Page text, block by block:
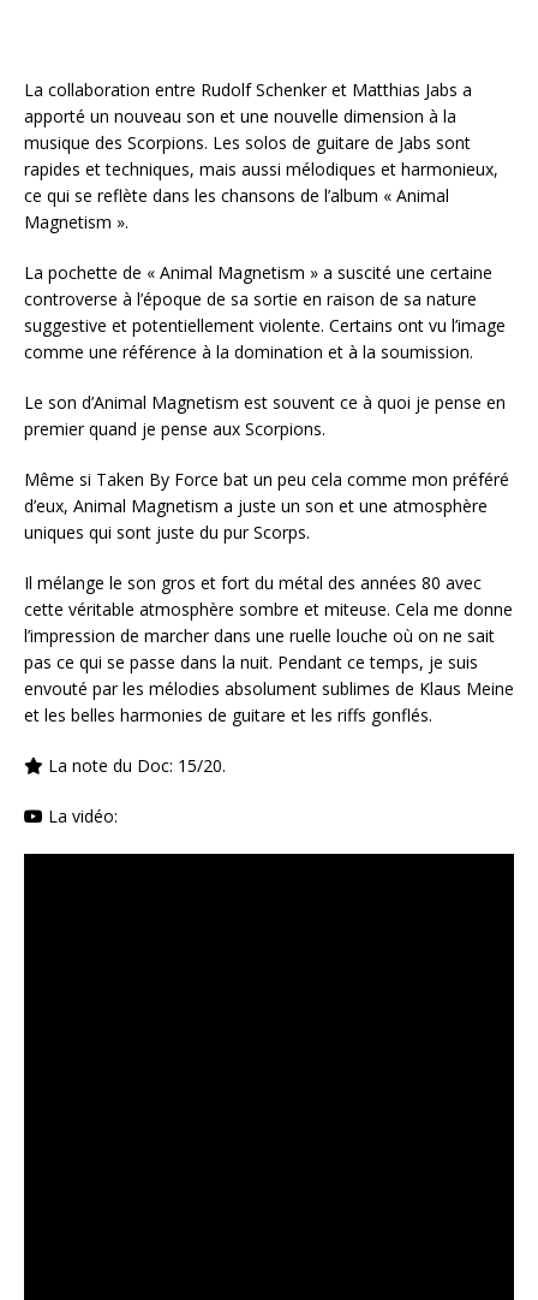
La collaboration entre Rudolf Schenker et Matthias Jabs a
apporté un nouveau son et une nouvelle dimension à la
musique des Scorpions. Les solos de guitare de Jabs sont
rapides et techniques, mais aussi mélodiques et harmonieux,
ce qui se reflète dans les chansons de l’album « Animal
Magnetism ».
La pochette de « Animal Magnetism » a suscité une certaine
controverse à l’époque de sa sortie en raison de sa nature
suggestive et potentiellement violente. Certains ont vu l’image
comme une référence à la domination et à la soumission.
Le son d’Animal Magnetism est souvent ce à quoi je pense en
premier quand je pense aux Scorpions.
Même si Taken By Force bat un peu cela comme mon préféré
d’eux, Animal Magnetism a juste un son et une atmosphère
uniques qui sont juste du pur Scorps.
Il mélange le son gros et fort du métal des années 80 avec
cette véritable atmosphère sombre et miteuse. Cela me donne
l’impression de marcher dans une ruelle louche où on ne sait
pas ce qui se passe dans la nuit. Pendant ce temps, je suis
envouté par les mélodies absolument sublimes de Klaus Meine
et les belles harmonies de guitare et les riffs gonflés.
La note du Doc: 15/20.
La vidéo: